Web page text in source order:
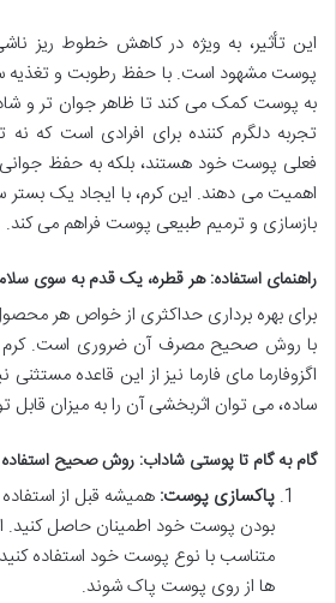
این تأثیر، به ویژه در کاهش خطوط ریز
پوست مشهود است. با حفظ رطوبت و تغذیه
به پوست کمک می کند تا ظاهر جوان تر و
تجربه دلگرم کننده برای افرادی است که نه
فعلی پوست خود هستند، بلکه به حفظ
اهمیت می دهند. این کرم، با ایجاد یک بستر
بازسازی و ترمیم طبیعی پوست فراهم می کند.
راهنمای استفاده: هر قطره، یک قدم به سوی
برای بهره برداری حداکثری از خواص هر
با روش صحیح مصرف آن ضروری است. کرم
اگزوفارما مای فارما نیز از این قاعده
ساده، می توان اثربخشی آن را به میزان قابل
گام به گام تا پوستی شاداب: روش صحیح استفاده
پاکسازی پوست: همیشه قبل از استفاده
بودن پوست خود اطمینان حاصل کنید.
متناسب با نوع پوست خود استفاده
ها از روی پوست پاک شوند.